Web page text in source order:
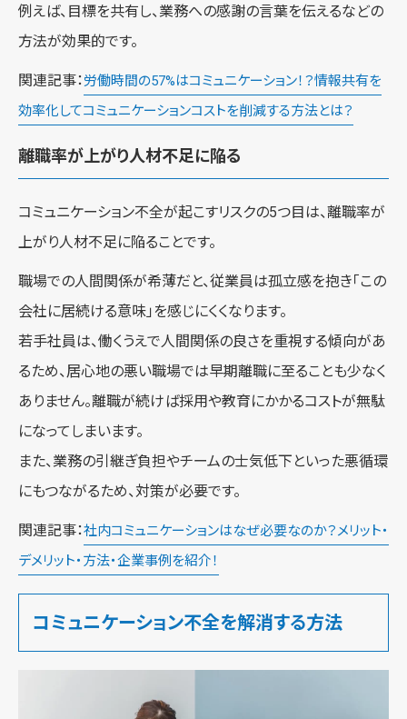
例えば、目標を共有し、業務への感謝の言葉を伝えるなどの
方法が効果的です。
関連記事： 労働時間の57%はコミュニケーション！？情報共有を
効率化してコミュニケーションコストを削減する方法とは？
離職率が上がり人材不足に陥る
コミュニケーション不全が起こすリスクの5つ目は、離職率が
上がり人材不足に陥ることです。
職場での人間関係が希薄だと、従業員は孤立感を抱き「この
会社に居続ける意味」を感じにくくなります。
若手社員は、働くうえで人間関係の良さを重視する傾向があ
るため、居心地の悪い職場では早期離職に至ることも少なく
ありません。離職が続けば採用や教育にかかるコストが無駄
になってしまいます。
また、業務の引継ぎ負担やチームの士気低下といった悪循環
にもつながるため、対策が必要です。
関連記事：社内コミュニケーションはなぜ必要なのか？メリット・
デメリット・方法・企業事例を紹介！
コミュニケーション不全を解消する方法